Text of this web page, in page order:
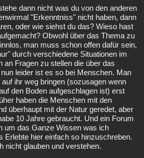
dann nicht was du von den anderen
"Erkenntniss" nicht haben, dann
oder wie siehst du das? Wieso hast
Obwohl über das Thema zu
man muss schon offen dafür sein,
durch verschiedene Situationen im
an Fragen zu stellen die über das
leider ist es so bei Menschen. Man
ihr weg bringen (sozusagen wenn
den Boden aufgeschlagen ist) erst
haben die Menschen mit den
überhaupt mit der Natur geredet, aber
10 Jahre gebraucht. Und ein Forum
um das Ganze Wissen was ich
Erlebte hier einfach so hinzuschreben.
nicht glauben und verstehen.